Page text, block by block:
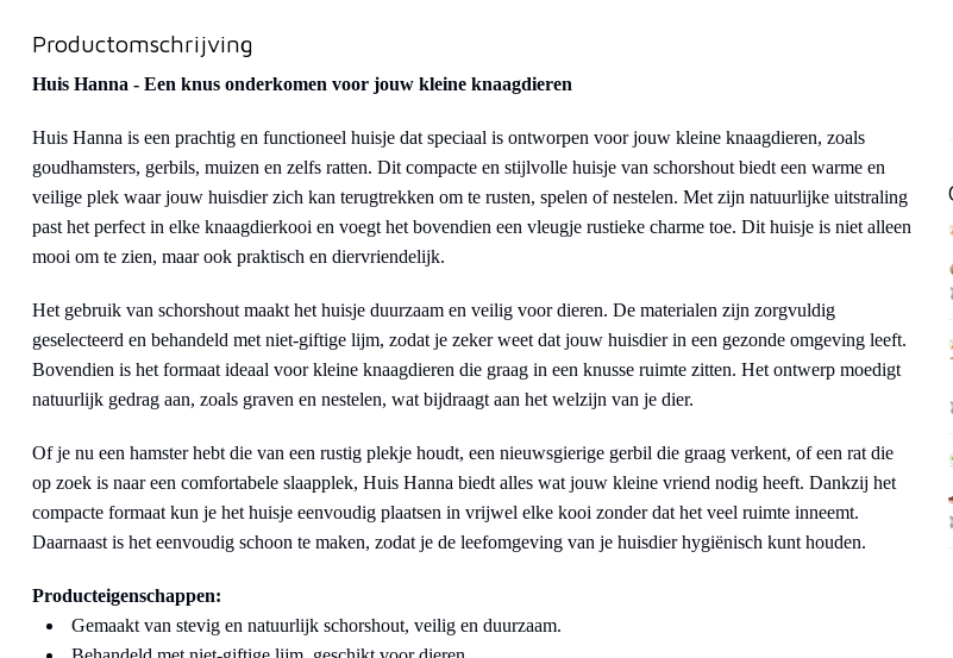
Productomschrijving
Huis Hanna - Een knus onderkomen voor jouw kleine knaagdieren
Huis Hanna is een prachtig en functioneel huisje dat speciaal is ontworpen voor jouw kleine knaagdieren, zoals
goudhamsters, gerbils, muizen en zelfs ratten. Dit compacte en stijlvolle huisje van schorshout biedt een warme en
veilige plek waar jouw huisdier zich kan terugtrekken om te rusten, spelen of nestelen. Met zijn natuurlijke uitstraling
past het perfect in elke knaagdierkooi en voegt het bovendien een vleugje rustieke charme toe. Dit huisje is niet alleen
mooi om te zien, maar ook praktisch en diervriendelijk.
Het gebruik van schorshout maakt het huisje duurzaam en veilig voor dieren. De materialen zijn zorgvuldig
geselecteerd en behandeld met niet-giftige lijm, zodat je zeker weet dat jouw huisdier in een gezonde omgeving leeft.
Bovendien is het formaat ideaal voor kleine knaagdieren die graag in een knusse ruimte zitten. Het ontwerp moedigt
natuurlijk gedrag aan, zoals graven en nestelen, wat bijdraagt aan het welzijn van je dier.
Of je nu een hamster hebt die van een rustig plekje houdt, een nieuwsgierige gerbil die graag verkent, of een rat die
op zoek is naar een comfortabele slaapplek, Huis Hanna biedt alles wat jouw kleine vriend nodig heeft. Dankzij het
compacte formaat kun je het huisje eenvoudig plaatsen in vrijwel elke kooi zonder dat het veel ruimte inneemt.
Daarnaast is het eenvoudig schoon te maken, zodat je de leefomgeving van je huisdier hygiënisch kunt houden.
Producteigenschappen:
Gemaakt van stevig en natuurlijk schorshout, veilig en duurzaam.